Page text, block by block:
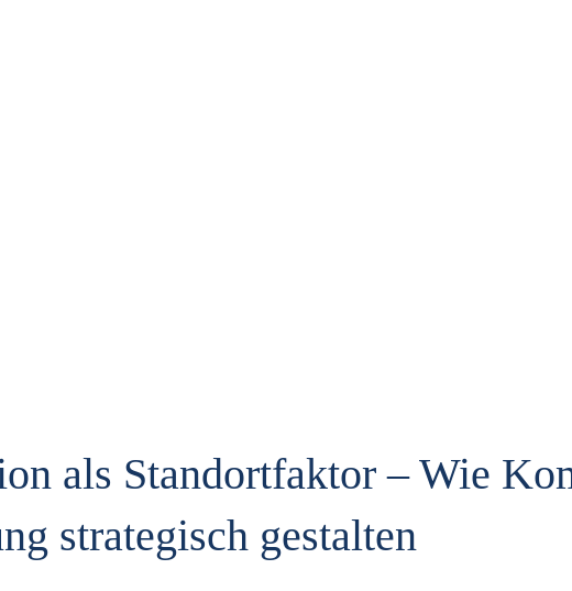
als Standortfaktor – Wie
strategisch gestalten